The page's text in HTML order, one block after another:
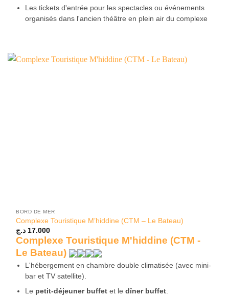
Les tickets d'entrée pour les spectacles ou événements
organisés dans l'ancien théâtre en plein air du complexe
BORD DE MER
Complexe Touristique M’hiddine (CTM – Le Bateau)
17.000 د.ج
Complexe Touristique M'hiddine (CTM -
Le Bateau)
L'hébergement en chambre double climatisée (avec mini-
bar et TV satellite).
Le petit-déjeuner buffetet le dîner buffet.